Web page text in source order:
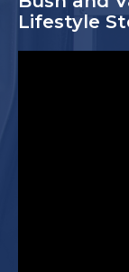
Lifestyle